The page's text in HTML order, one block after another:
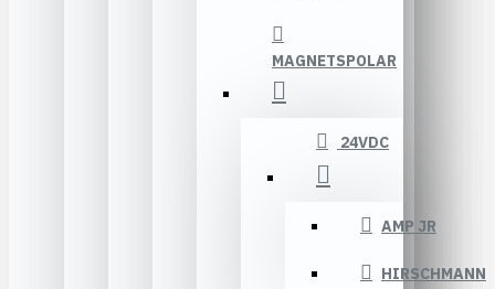
MAGNETSPOLAR
24VDC
AMP JR
HIRSCHMANN